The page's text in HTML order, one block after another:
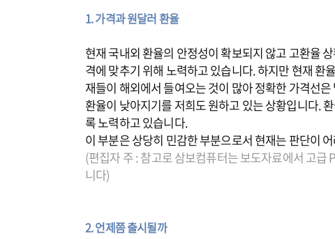
1. 가격과 원달러 환율
현재 국내외 환율의 안정성이 확보되지 않고 고환율
격에 맞추기 위해 노력하고 있습니다. 하지만 현재 환
재들이 해외에서 들여오는 것이 많아 정확한 가격선
환율이 낮아지기를 저희도 원하고 있는 상황입니다.
록 노력하고 있습니다.
이 부분은 상당히 민감한 부분으로서 현재는 판단이
(편집자 주 : 참고로 삼보컴퓨터는 보도자료에서 고급
니다)
2. 언제쯤 출시될까